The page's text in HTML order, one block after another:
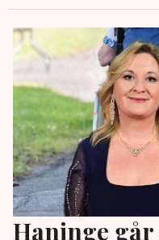
Haninge